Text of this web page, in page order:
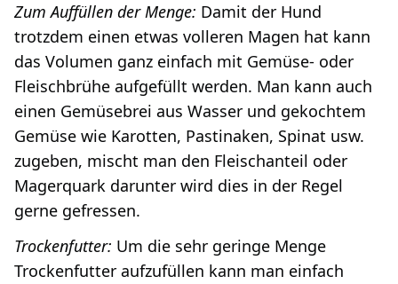
Zum Auffüllen der Menge: Damit der Hund
trotzdem einen etwas volleren Magen hat kann
das Volumen ganz einfach mit Gemüse- oder
Fleischbrühe aufgefüllt werden. Man kann auch
einen Gemüsebrei aus Wasser und gekochtem
Gemüse wie Karotten, Pastinaken, Spinat usw.
zugeben, mischt man den Fleischanteil oder
Magerquark darunter wird dies in der Regel
gerne gefressen.
Trockenfutter: Um die sehr geringe Menge
Trockenfutter aufzufüllen kann man einfach